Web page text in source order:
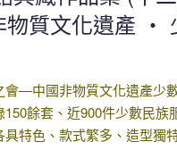
物質文化遺產 ‧
會―中國非物質文化遺產少
餘套、近900件少數民族
特色、款式繁多、造型獨